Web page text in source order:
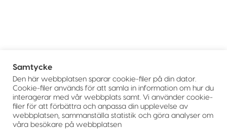
Samtycke
Den här webbplatsen sparar cookie-filer på din dator.
Cookie-filer används för att samla in information om hur du
interagerar med vår webbplats samt. Vi använder cookie-
filer för att förbättra och anpassa din upplevelse av
webbplatsen, sammanställa statistik och göra analyser om
våra besökare på webbplatsen